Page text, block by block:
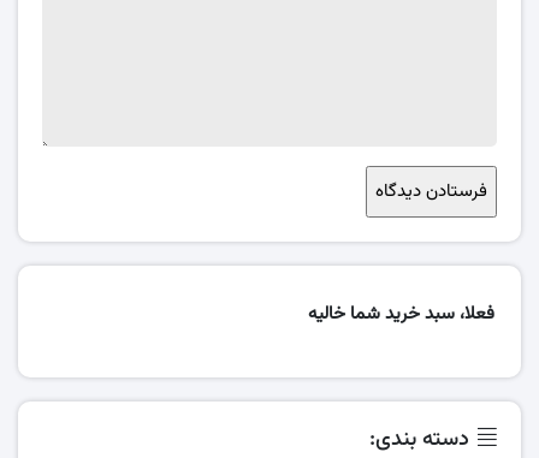
فعلا، سبد خرید شما خالیه
دسته بندی: